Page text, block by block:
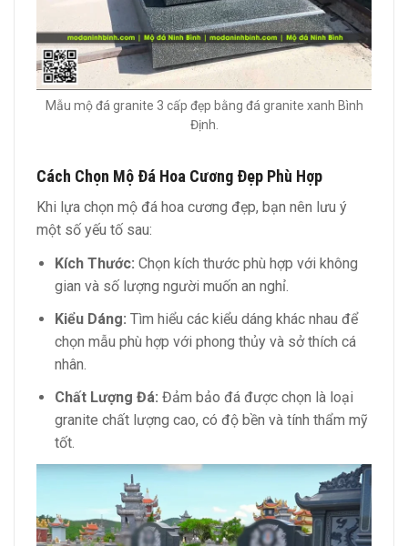
Mẫu mộ đá granite 3 cấp đẹp bằng đá granite xanh Bình
Định.
Cách Chọn Mộ Đá Hoa Cương Đẹp Phù Hợp
Khi lựa chọn mộ đá hoa cương đẹp, bạn nên lưu ý
một số yếu tố sau:
Kích Thước: Chọn kích thước phù hợp với không
gian và số lượng người muốn an nghỉ.
Kiểu Dáng: Tìm hiểu các kiểu dáng khác nhau để
chọn mẫu phù hợp với phong thủy và sở thích cá
nhân.
Chất Lượng Đá: Đảm bảo đá được chọn là loại
granite chất lượng cao, có độ bền và tính thẩm mỹ
tốt.